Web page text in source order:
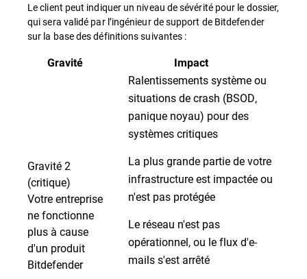
Le client peut indiquer un niveau de sévérité pour le dossier,
qui sera validé par l’ingénieur de support de Bitdefender
sur la base des définitions suivantes :
Gravité Impact
Gravité 2
(critique)
Votre entreprise
ne fonctionne
plus à cause
d'un produit
Bitdefender
Ralentissements système ou
situations de crash (BSOD,
panique noyau) pour des
systèmes critiques
La plus grande partie de votre
infrastructure est impactée ou
n'est pas protégée
Le réseau n'est pas
opérationnel, ou le flux d'e-
mails s'est arrêté